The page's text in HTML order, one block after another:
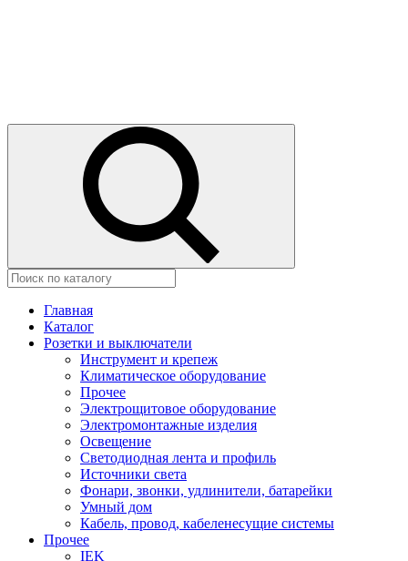
Главная
Каталог
Розетки и выключатели
Инструмент и крепеж
Климатическое оборудование
Прочее
Электрощитовое оборудование
Электромонтажные изделия
Освещение
Светодиодная лента и профиль
Источники света
Фонари, звонки, удлинители, батарейки
Умный дом
Кабель, провод, кабеленесущие системы
Прочее
IEK